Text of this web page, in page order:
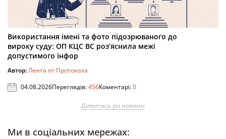
Використання імені та фото підозрюваного до
вироку суду: ОП КЦС ВС роз’яснила межі
допустимого інфор
Автор:Лента от Протокола
04.08.2026Переглядів:456Коментарі:0
Дивитись усі новини
Ми в соціальних мережах: